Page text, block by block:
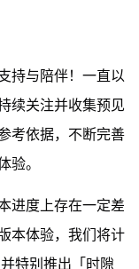
持与陪伴！一直以
续关注并收集预见
考依据，不断完善
验。
进度上存在一定差
本体验，我们将计
特别推出「时隙